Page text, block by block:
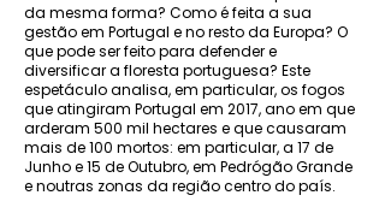
da mesma forma? Como é feita a sua
gestão em Portugal e no resto da Europa? O
que pode ser feito para defender e
diversificar a floresta portuguesa? Este
espetáculo analisa, em particular, os fogos
que atingiram Portugal em 2017, ano em que
arderam 500 mil hectares e que causaram
mais de 100 mortos: em particular, a 17 de
Junho e 15 de Outubro, em Pedrógão Grande
e noutras zonas da região centro do país.